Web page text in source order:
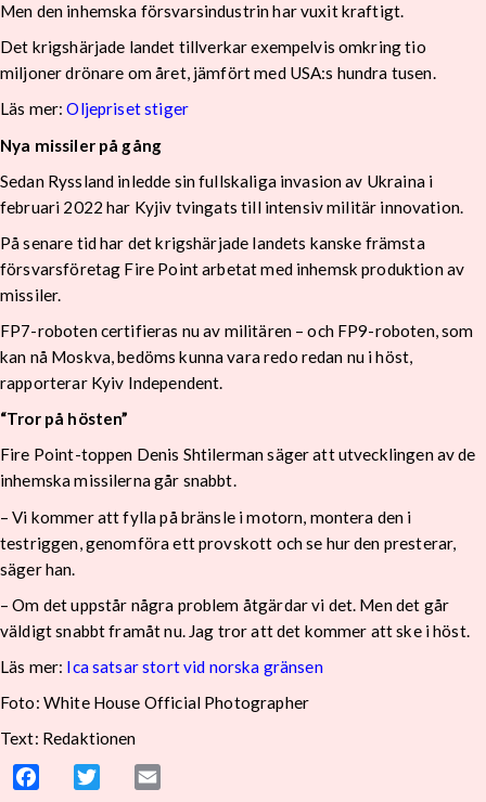
Men den inhemska försvarsindustrin har vuxit kraftigt.
Det krigshärjade landet tillverkar exempelvis omkring tio
miljoner drönare om året, jämfört med USA:s hundra tusen.
Läs mer:Oljepriset stiger
Nya missiler på gång
Sedan Ryssland inledde sin fullskaliga invasion av Ukraina i
februari 2022 har Kyjiv tvingats till intensiv militär innovation.
På senare tid har det krigshärjade landets kanske främsta
försvarsföretag Fire Point arbetat med inhemsk produktion av
missiler.
FP7-roboten certifieras nu av militären – och FP9-roboten, som
kan nå Moskva, bedöms kunna vara redo redan nu i höst,
rapporterar Kyiv Independent.
“Tror på hösten”
Fire Point-toppen Denis Shtilerman säger att utvecklingen av de
inhemska missilerna går snabbt.
– Vi kommer att fylla på bränsle i motorn, montera den i
testriggen, genomföra ett provskott och se hur den presterar,
säger han.
– Om det uppstår några problem åtgärdar vi det. Men det går
väldigt snabbt framåt nu. Jag tror att det kommer att ske i höst.
Läs mer: Ica satsar stort vid norska gränsen
Foto: White House Official Photographer
Text: Redaktionen
Facebook Twitter